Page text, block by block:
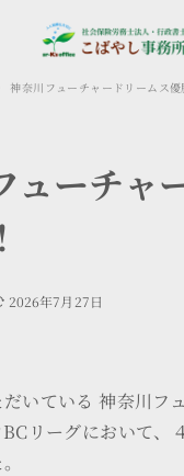
神奈川フューチャードリームス優
ューチャ
2026年7月27日
いている 神奈川フ
リーグにおいて、